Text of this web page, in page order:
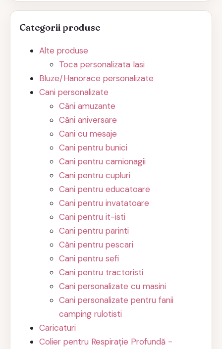
Categorii produse
Alte produse
Toca personalizata Iasi
Bluze/Hanorace personalizate
Cani personalizate
Căni amuzante
Căni aniversare
Cani cu mesaje
Cani pentru bunici
Cani pentru camionagii
Cani pentru cupluri
Cani pentru educatoare
Cani pentru invatatoare
Cani pentru it-isti
Cani pentru parinti
Căni pentru pescari
Cani pentru sefi
Cani pentru tractoristi
Cani personalizate cu masini
Cani personalizate pentru fanii
camping rulotisti
Caricaturi
Colier pentru Respirație Profundă -